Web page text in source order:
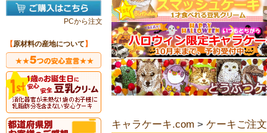
PCから注文
【原材料の産地について 】
キャラケーキ.com > ケーキご注